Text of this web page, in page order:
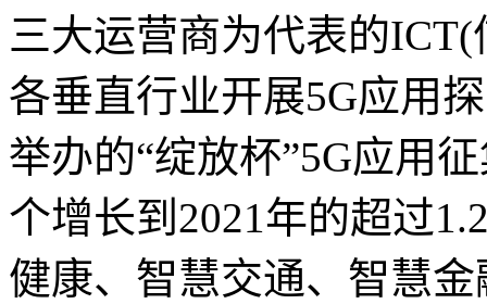
三大运营商为代表的
各垂直行业开展5G应用
举办的“绽放杯”5G应用
个增长到2021年的超过
健康、智慧交通、智慧